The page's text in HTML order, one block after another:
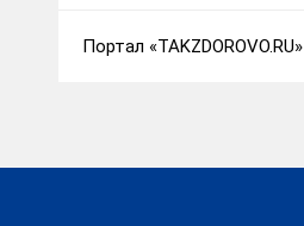
Портал «TAKZDOROVO.RU»